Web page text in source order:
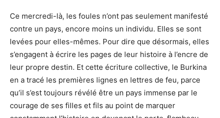
Ce mercredi-là, les foules n’ont pas seulement manifesté
contre un pays, encore moins un individu. Elles se sont
levées pour elles-mêmes. Pour dire que désormais, elles
s’engagent à écrire les pages de leur histoire à l’encre de
leur propre destin. Et cette écriture collective, le Burkina
en a tracé les premières lignes en lettres de feu, parce
qu’il s’est toujours révélé être un pays immense par le
courage de ses filles et fils au point de marquer